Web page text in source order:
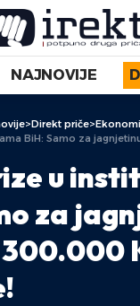
NAJNOVIJE
>Direkt priče>
BiH: Samo za
u
za